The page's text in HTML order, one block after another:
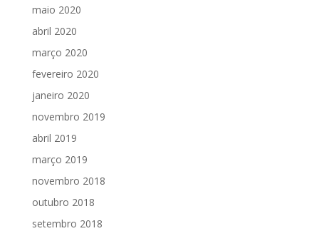
maio 2020
abril 2020
março 2020
fevereiro 2020
janeiro 2020
novembro 2019
abril 2019
março 2019
novembro 2018
outubro 2018
setembro 2018